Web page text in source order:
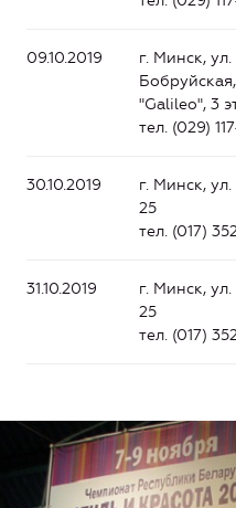
09.10.2019
г. Минск, ул.
"Galileo", 3
тел. (029)
30.10.2019
г. Минск,
25
тел. (017)
31.10.2019
г. Минск,
25
тел. (017)